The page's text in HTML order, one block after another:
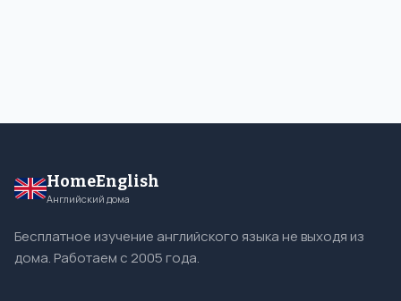
HomeEnglish
Английский дома
Бесплатное изучение английского языка не выходя из
дома. Работаем с 2005 года.